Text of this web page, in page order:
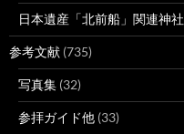
日本遺産「北前船」関連神社
参考文献 (735)
写真集 (32)
参拝ガイド他 (33)